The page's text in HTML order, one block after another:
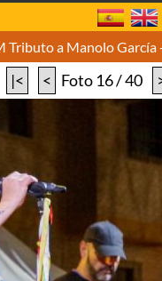
Tributo a Manolo
|< < Foto 16 / 40